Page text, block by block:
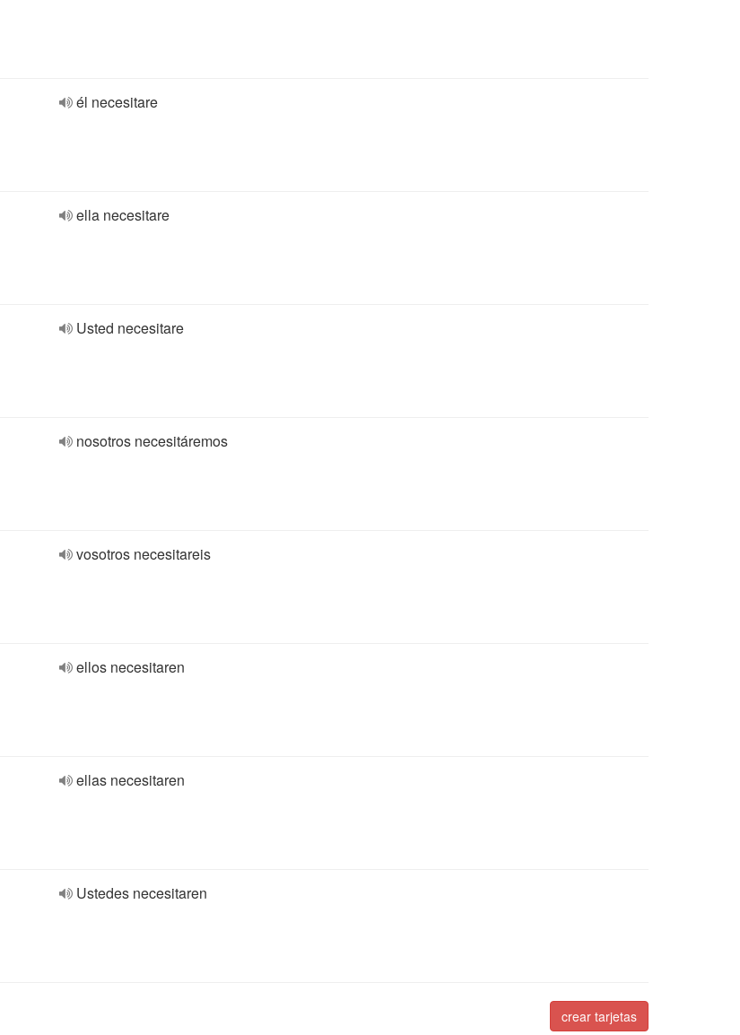
él necesitare
ella necesitare
Usted necesitare
nosotros necesitáremos
vosotros necesitareis
ellos necesitaren
ellas necesitaren
Ustedes necesitaren
crear tarjetas